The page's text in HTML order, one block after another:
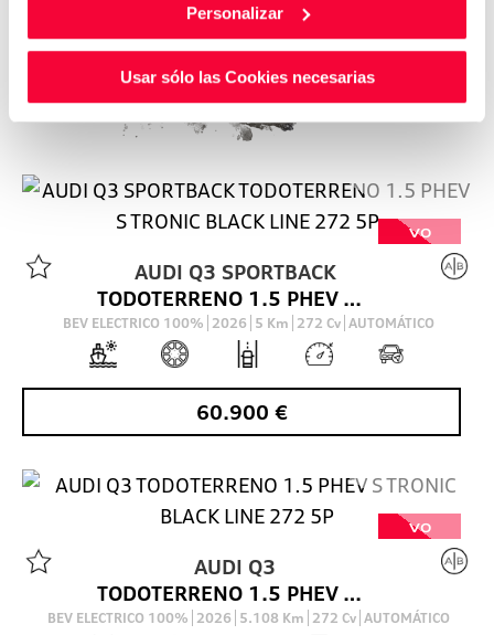
Personalizar
Usar sólo las Cookies necesarias
VO
AUDI Q3 SPORTBACK
TODOTERRENO 1.5 PHEV S TRONIC BLACK LINE 272 5P
BEV ELECTRICO 100% 2026 5 Km 272 Cv AUTOMÁTICO
60.900 €
VO
AUDI Q3
TODOTERRENO 1.5 PHEV S TRONIC BLACK LINE 272 5P
BEV ELECTRICO 100% 2026 5.108 Km 272 Cv AUTOMÁTICO